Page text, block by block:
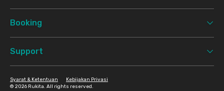
Booking
Support
© 2026 Rukita. All rights reserved.
Syarat & Ketentuan Kebijakan Privasi